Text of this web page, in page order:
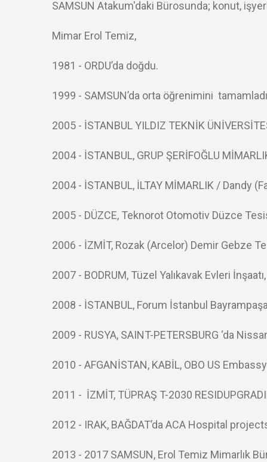
SAMSUN Atakum'daki Bürosunda; konut,
Mimar Erol Temiz,
1981 - ORDU’da doğdu.
1999 - SAMSUN’da orta öğrenimini
2005 - İSTANBUL YILDIZ TEKNİK
2004 - İSTANBUL, GRUP ŞERİFOĞLU
2004 - İSTANBUL, İLTAY MİMARLIK / Dandy
2005 - DÜZCE, Teknorot Otomotiv Düzce
2006 - İZMİT, Rozak (Arcelor) Demir Gebze
2007 - BODRUM, Tüzel Yalıkavak Evleri İnşaatı,
2008 - İSTANBUL, Forum İstanbul
2009 - RUSYA, SAINT-PETERSBURG ‘da
2010 - AFGANİSTAN, KABİL, OBO US
2011 - İZMİT, TÜPRAŞ T-2030
2012 - IRAK, BAĞDAT’da ACA Hospital
2013 - 2017 SAMSUN, Erol Temiz Mimarlık